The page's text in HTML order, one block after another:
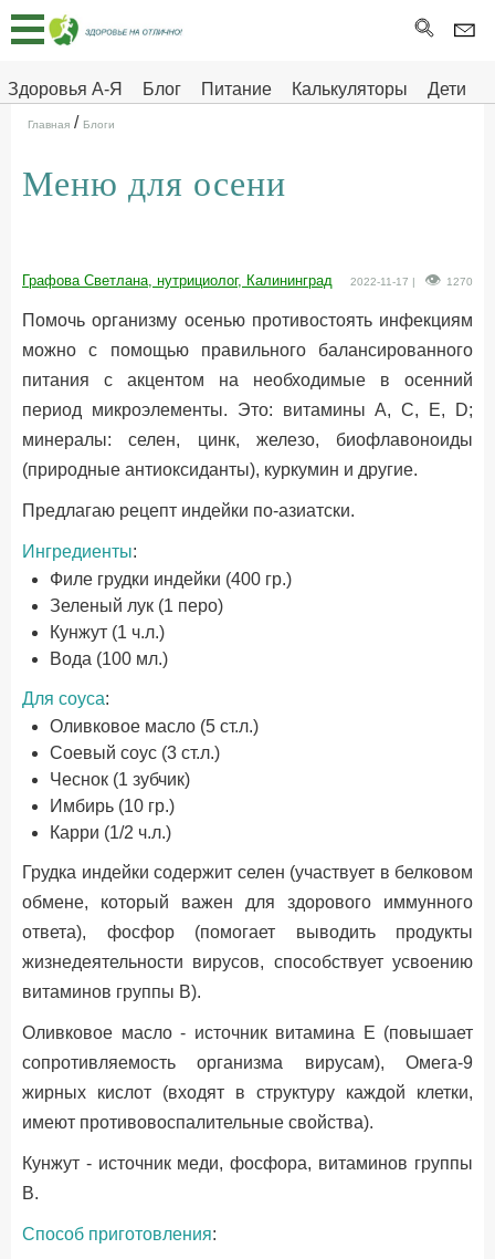
Здоровья А-Я Блог Питание Калькуляторы
Дети
Главная
Тесты
Про
ДЕТЯМ
Главная / Блоги
Меню для осени
Графова Светлана, нутрициолог, Калининград 2022-11-17 | 1270
Помочь организму осенью противостоять инфекциям
можно с помощью правильного балансированного
питания с акцентом на необходимые в осенний
период микроэлементы. Это: витамины А, С, Е, D;
минералы: селен, цинк, железо, биофлавоноиды
(природные антиоксиданты), куркумин и другие.
Предлагаю рецепт индейки по-азиатски.
Ингредиенты:
Филе грудки индейки (400 гр.)
Зеленый лук (1 перо)
Кунжут (1 ч.л.)
Вода (100 мл.)
Для соуса:
Оливковое масло (5 ст.л.)
Соевый соус (3 ст.л.)
Чеснок (1 зубчик)
Имбирь (10 гр.)
Карри (1/2 ч.л.)
Грудка индейки содержит селен (участвует в белковом
обмене, который важен для здорового иммунного
ответа), фосфор (помогает выводить продукты
жизнедеятельности вирусов, способствует усвоению
витаминов группы B).
Оливковое масло - источник витамина Е (повышает
сопротивляемость организма вирусам), Омега-9
жирных кислот (входят в структуру каждой клетки,
имеют противовоспалительные свойства).
Кунжут - источник меди, фосфора, витаминов группы
В.
Способ приготовления: